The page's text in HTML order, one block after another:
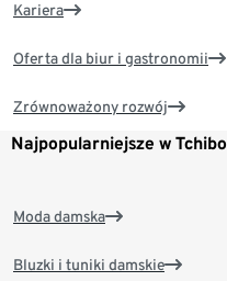
Kariera
Oferta dla biur i gastronomii
Zrównoważony rozwój
Najpopularniejsze w Tchibo
Moda damska
Bluzki i tuniki damskie